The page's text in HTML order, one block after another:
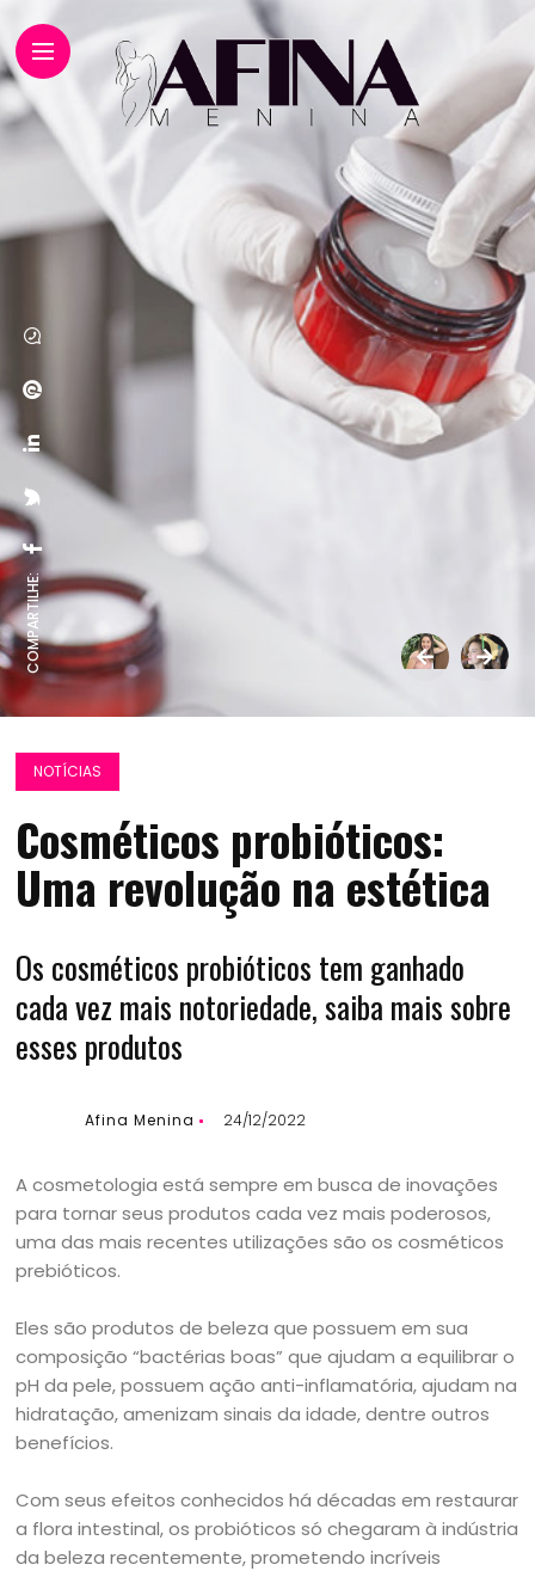
COMPARTILHE:
NOTÍCIAS
Cosméticos probióticos:
Uma revolução na estética
Os cosméticos probióticos tem ganhado
cada vez mais notoriedade, saiba mais sobre
esses produtos
Afina Menina 24/12/2022
A cosmetologia está sempre em busca de inovações
para tornar seus produtos cada vez mais poderosos,
uma das mais recentes utilizações são os cosméticos
prebióticos.
Eles são produtos de beleza que possuem em sua
composição “bactérias boas” que ajudam a equilibrar o
pH da pele, possuem ação anti-inflamatória, ajudam na
hidratação, amenizam sinais da idade, dentre outros
benefícios.
Com seus efeitos conhecidos há décadas em restaurar
a flora intestinal, os probióticos só chegaram à indústria
da beleza recentemente, prometendo incríveis